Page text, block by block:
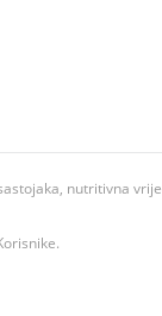
nutritivna